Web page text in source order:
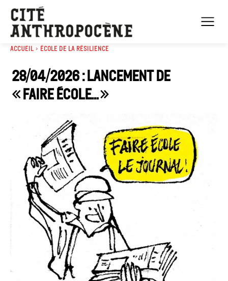
Accueil École de la résilience
28/04/2026 : Lancement de
« Faire école… »